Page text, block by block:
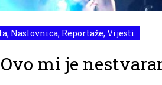
, Naslovnica, Reportaže, Vijesti
mi je